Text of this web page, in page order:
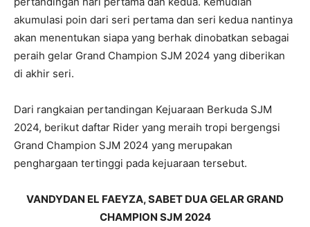
akumulasi poin dari seri pertama dan seri kedua nantinya
akan menentukan siapa yang berhak dinobatkan sebagai
peraih gelar Grand Champion SJM 2024 yang diberikan
di akhir seri.
Dari rangkaian pertandingan Kejuaraan Berkuda SJM
2024, berikut daftar Rider yang meraih tropi bergengsi
Grand Champion SJM 2024 yang merupakan
penghargaan tertinggi pada kejuaraan tersebut.
VANDYDAN EL FAEYZA, SABET DUA GELAR GRAND
CHAMPION SJM 2024